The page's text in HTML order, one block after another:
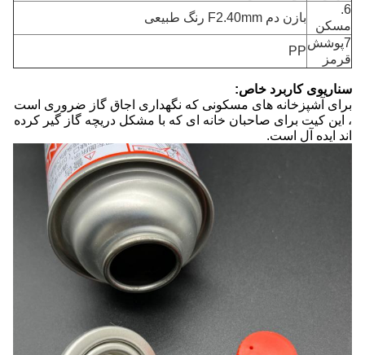
6.
مسکن
بازن دم F2.40mm رنگ طبیعی
7پوشش
قرمز
PP
سناریوی کاربرد خاص:
برای آشپزخانه های مسکونی که نگهداری اجاق گاز ضروری است
، این کیت برای صاحبان خانه ای که با مشکل دریچه گاز گیر کرده
اند ایده آل است.